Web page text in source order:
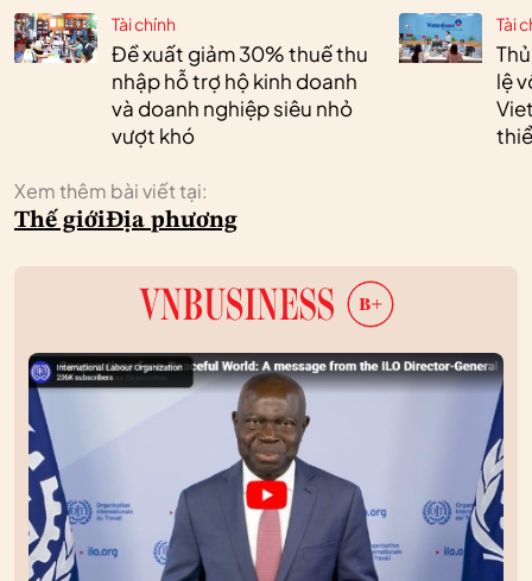
Tài chính
Đề xuất giảm 30% thuế thu
nhập hỗ trợ hộ kinh doanh
và doanh nghiệp siêu nhỏ
vượt khó
Tài
lệ
Xem thêm bài viết tại:
Thế giớiĐịa phương